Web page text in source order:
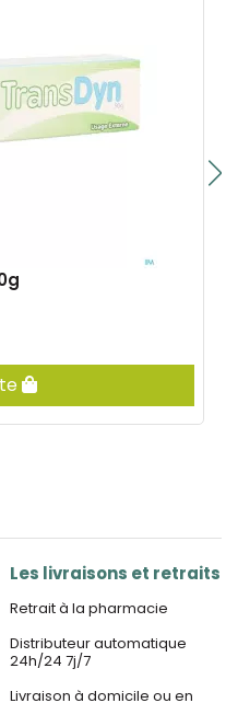
Les livraisons et retraits
Retrait à la pharmacie
Distributeur automatique
24h/24 7j/7
Livraison à domicile ou en